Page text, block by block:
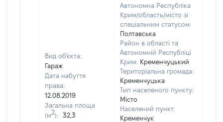
Вид об'єкта:
Гараж
Дата набуття
права:
12.08.2019
Загальна площа
(м2):
32,3
Автономна Республіка
Крим/область/місто зі
спеціальним статусом:
Полтавська
Район в області та
Автономній Республіці
Крим: Кременчуцький
Територіальна громада:
Кременчуцька
Тип населеного пункту:
Місто
Населений пункт:
Кременчук